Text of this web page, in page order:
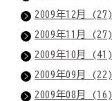
2009年12月 (27)
2009年11月 (27)
2009年10月 (41)
2009年09月 (22)
2009年08月 (16)